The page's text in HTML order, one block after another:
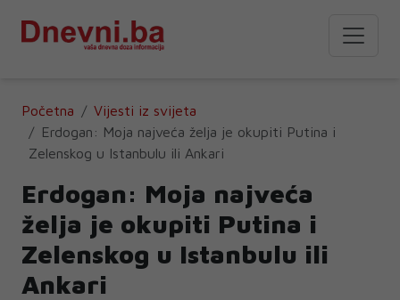
Početna
Vijesti iz svijeta
Erdogan: Moja najveća želja je okupiti Putina i
Zelenskog u Istanbulu ili Ankari
Erdogan: Moja najveća
želja je okupiti Putina i
Zelenskog u Istanbulu ili
Ankari